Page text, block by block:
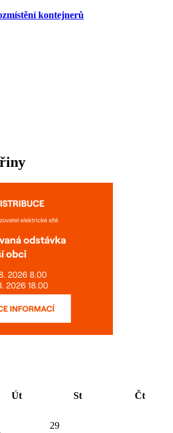
kontejnerů
Út St
Čt
29